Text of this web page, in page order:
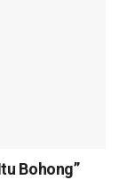
Bohong”